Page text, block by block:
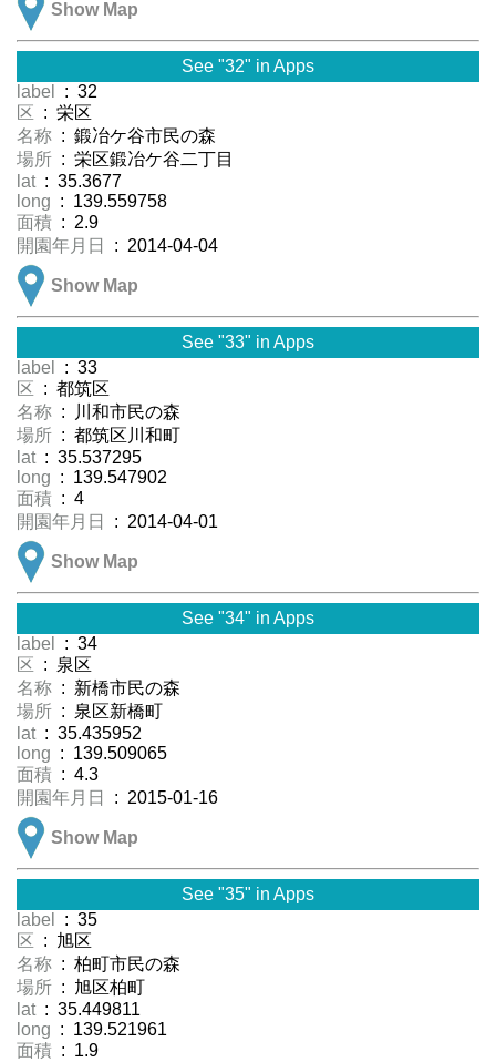
Show Map
See "32" in Apps
label
: 32
区 : 栄区
名称 : 鍛冶ケ谷市民の森
場所 : 栄区鍛冶ケ谷二丁目
lat : 35.3677
long : 139.559758
面積 : 2.9
開園年月日
: 2014-04-04
Show Map
See "33" in Apps
label
: 33
区 : 都筑区
名称 : 川和市民の森
場所 : 都筑区川和町
lat : 35.537295
long : 139.547902
面積 : 4
開園年月日
: 2014-04-01
Show Map
See "34" in Apps
label
: 34
区 : 泉区
名称 : 新橋市民の森
場所 : 泉区新橋町
lat : 35.435952
long : 139.509065
面積 : 4.3
開園年月日
: 2015-01-16
Show Map
See "35" in Apps
label
: 35
区 : 旭区
名称 : 柏町市民の森
場所 : 旭区柏町
lat : 35.449811
long : 139.521961
面積 : 1.9